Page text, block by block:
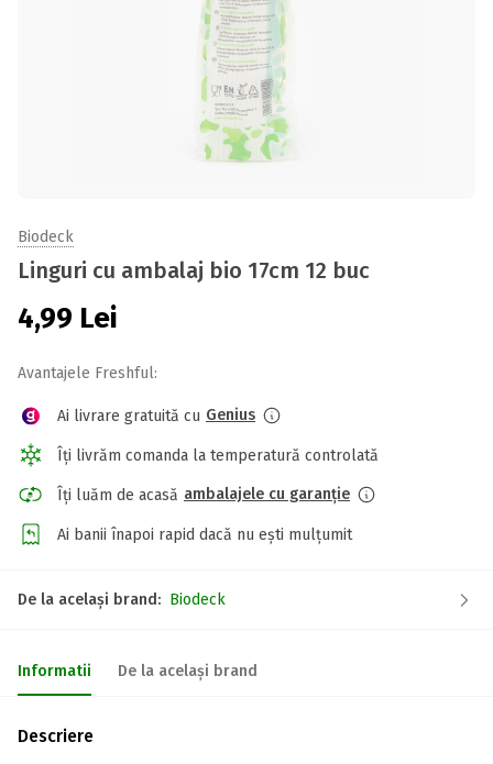
Biodeck
Linguri cu ambalaj bio 17cm 12 buc
4,99 Lei
Avantajele Freshful:
Ai livrare gratuită cu Genius
Îți livrăm comanda la temperatură controlată
Îți luăm de acasă ambalajele cu garanție
Ai banii înapoi rapid dacă nu ești mulțumit
De la același brand: Biodeck
Informatii De la același brand
Descriere